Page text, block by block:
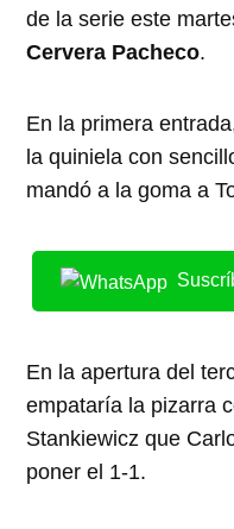
de la serie este
Cervera Pacheco.
En la primera
la quiniela con
mandó a la goma a
En la apertura del
empataría la pizarra
Stankiewicz que
poner el 1-1.